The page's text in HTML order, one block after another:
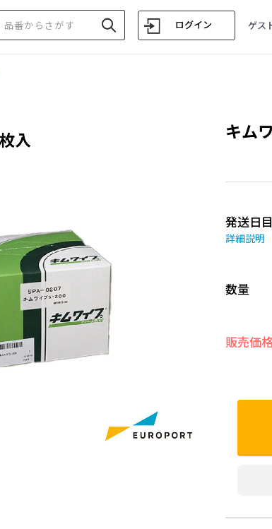
ログイン ゲス
キム
発送日
詳細説明
数量
販売価